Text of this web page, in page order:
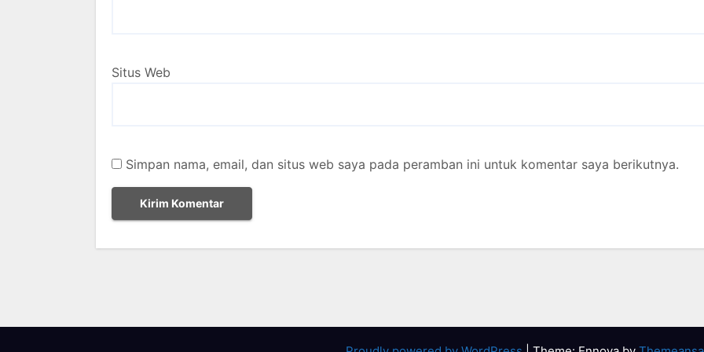
Situs Web
Simpan nama, email, dan situs web saya pada peramban ini untuk komentar saya berikutnya.